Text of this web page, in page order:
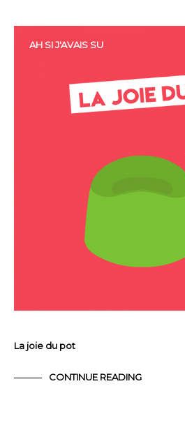
AH SI J'AVAIS SU
La joie du pot
CONTINUE READING